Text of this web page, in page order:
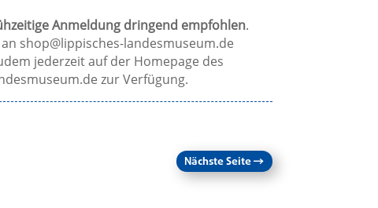
Anmeldung dringend empfohlen.
shop@lippisches-landesmuseum.de
jederzeit auf der Homepage des
zur Verfügung.
Nächste Seite→